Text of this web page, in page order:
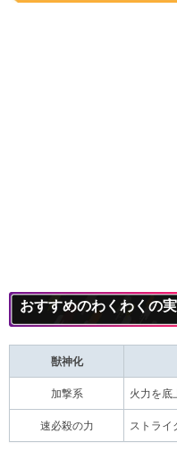
おすすめのわくわくの実
獣神化
加撃系 火力を底
速必殺の力 ストライ